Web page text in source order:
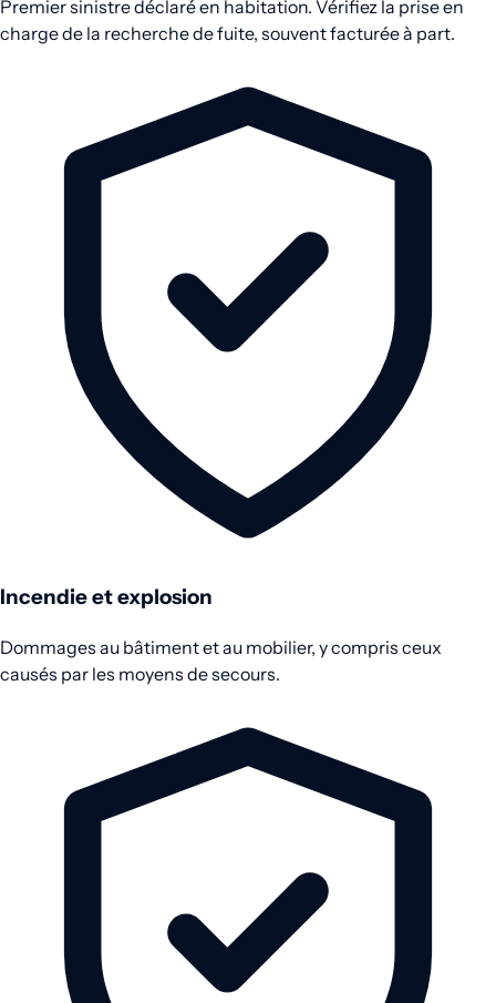
Premier sinistre déclaré en habitation. Vérifiez la prise en
charge de la recherche de fuite, souvent facturée à part.
Incendie et explosion
Dommages au bâtiment et au mobilier, y compris ceux
causés par les moyens de secours.